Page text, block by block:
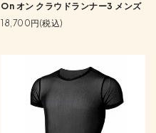
On オン クラウドランナー3 メンズ
18,700円(税込)